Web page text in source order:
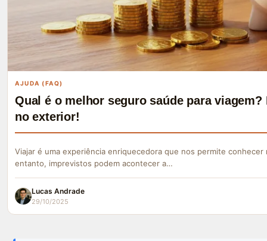
AJUDA (FAQ)
Qual é o melhor seguro saúde para
no exterior!
Viajar é uma experiência enriquecedora que nos permite
entanto, imprevistos podem acontecer a…
Lucas Andrade
29/10/2025